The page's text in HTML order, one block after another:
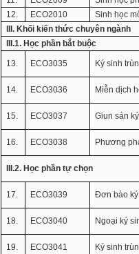
12.
ECO2010
Sinh học
III. Khối kiến thức chuyên ngành
III.1. Học phần bắt buộc
13. ECO3035 Ký sinh
14. ECO3036 Miễn dịch
15. ECO3037 Giun sán
16. ECO3038 Phương
III.2. Học phần tự chọn
17. ECO3039 Đơn bào
18. ECO3040 Ngoại ký
19. ECO3041 Ký sinh